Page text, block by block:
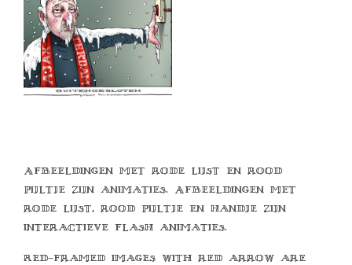
Afbeeldingen met rode lijst en rood
pijltje zijn animaties. Afbeeldingen met
rode lijst, rood pijltje en handje zijn
interactieve flash animaties.
Red-framed images with red arrow are